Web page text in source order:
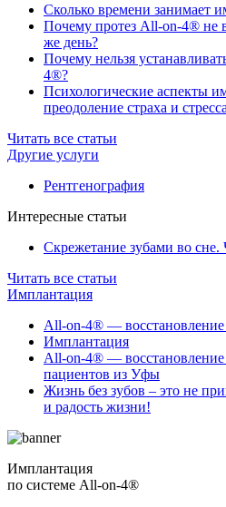
Сколько времени занимает
Почему протез All-on-4® не
же день?
Почему нельзя
4®?
Психологические аспекты
преодоление страха и стресса
Читать все статьи
Другие услуги
Рентгенография
Интересные статьи
Скрежетание зубами во сне.
Читать все статьи
Имплантация
All-on-4® — восстановление
Имплантация
All-on-4® — восстановление
пациентов из Уфы
Жизнь без зубов – это не
и радость жизни!
Имплантация
по системе All-on-4®